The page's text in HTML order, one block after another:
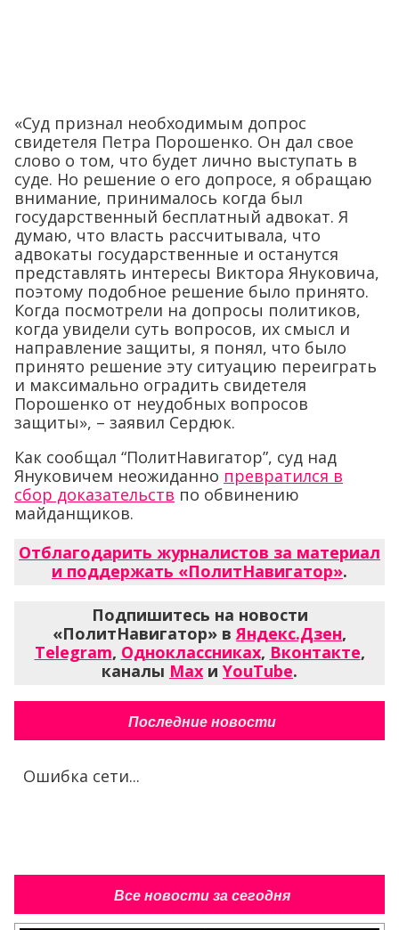
«Суд признал необходимым допрос
свидетеля Петра Порошенко. Он дал свое
слово о том, что будет лично выступать в
суде. Но решение о его допросе, я обращаю
внимание, принималось когда был
государственный бесплатный адвокат. Я
думаю, что власть рассчитывала, что
адвокаты государственные и останутся
представлять интересы Виктора Януковича,
поэтому подобное решение было принято.
Когда посмотрели на допросы политиков,
когда увидели суть вопросов, их смысл и
направление защиты, я понял, что было
принято решение эту ситуацию переиграть
и максимально оградить свидетеля
Порошенко от неудобных вопросов
защиты», – заявил Сердюк.
Как сообщал “ПолитНавигатор”, суд над
Януковичем неожиданно превратился в
сбор доказательств по обвинению
майданщиков.
Отблагодарить журналистов за материал
и поддержать «ПолитНавигатор».
Подпишитесь на новости
«ПолитНавигатор» вЯндекс.Дзен,
Telegram, Одноклассниках, Вконтакте,
каналы Max и YouTube.
Последние новости
Ошибка сети...
Все новости за сегодня